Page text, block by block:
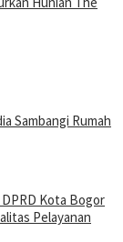
Sambangi Rumah
Kota Bogor
Pelayanan